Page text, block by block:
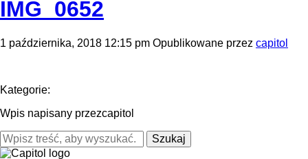
IMG_0652
1 października, 2018 12:15 pm Opublikowane przez capitol
Kategorie:
Wpis napisany przezcapitol
Szukaj